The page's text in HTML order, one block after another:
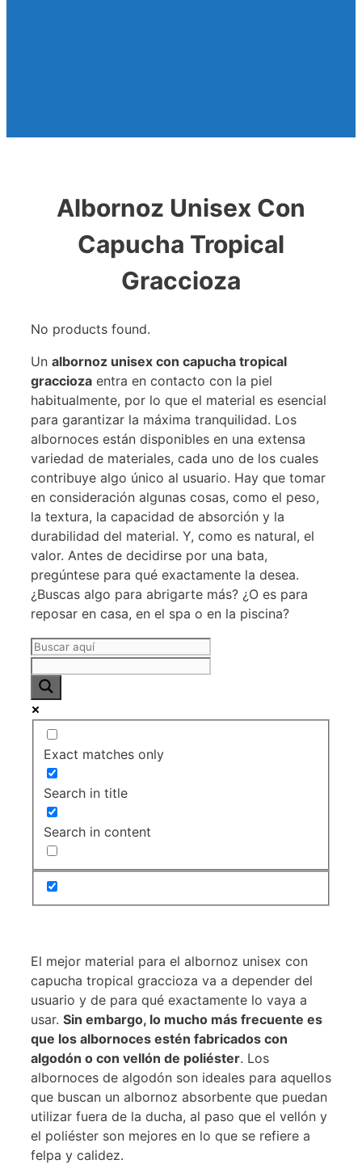
Albornoz Unisex Con
Capucha Tropical
Graccioza
No products found.
Un albornoz unisex con capucha tropical
graccioza entra en contacto con la piel
habitualmente, por lo que el material es esencial
para garantizar la máxima tranquilidad. Los
albornoces están disponibles en una extensa
variedad de materiales, cada uno de los cuales
contribuye algo único al usuario. Hay que tomar
en consideración algunas cosas, como el peso,
la textura, la capacidad de absorción y la
durabilidad del material. Y, como es natural, el
valor. Antes de decidirse por una bata,
pregúntese para qué exactamente la desea.
¿Buscas algo para abrigarte más? ¿O es para
reposar en casa, en el spa o en la piscina?
Exact matches only
Search in title
Search in content
El mejor material para el albornoz unisex con
capucha tropical graccioza va a depender del
usuario y de para qué exactamente lo vaya a
usar. Sin embargo, lo mucho más frecuente es
que los albornoces estén fabricados con
algodón o con vellón de poliéster. Los
albornoces de algodón son ideales para aquellos
que buscan un albornoz absorbente que puedan
utilizar fuera de la ducha, al paso que el vellón y
el poliéster son mejores en lo que se refiere a
felpa y calidez.